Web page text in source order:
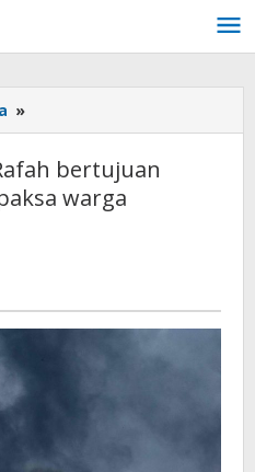
»
Israel
Rafah
bertujuan
Palestina:
bertujuan
warga